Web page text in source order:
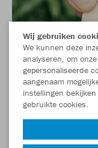
Wij gebruiken
We kunnen deze
analyseren, om
gepersonaliseerde
aangenaam
instellingen
gebruikte cookies.